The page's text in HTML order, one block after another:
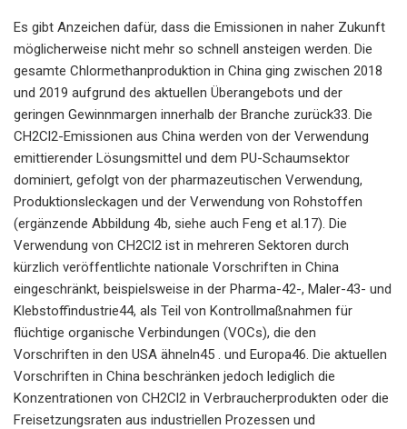
Es gibt Anzeichen dafür, dass die Emissionen in naher Zukunft
möglicherweise nicht mehr so ​​schnell ansteigen werden. Die
gesamte Chlormethanproduktion in China ging zwischen 2018
und 2019 aufgrund des aktuellen Überangebots und der
geringen Gewinnmargen innerhalb der Branche zurück33. Die
CH2Cl2-Emissionen aus China werden von der Verwendung
emittierender Lösungsmittel und dem PU-Schaumsektor
dominiert, gefolgt von der pharmazeutischen Verwendung,
Produktionsleckagen und der Verwendung von Rohstoffen
(ergänzende Abbildung 4b, siehe auch Feng et al.17). Die
Verwendung von CH2Cl2 ist in mehreren Sektoren durch
kürzlich veröffentlichte nationale Vorschriften in China
eingeschränkt, beispielsweise in der Pharma-42-, Maler-43- und
Klebstoffindustrie44, als Teil von Kontrollmaßnahmen für
flüchtige organische Verbindungen (VOCs), die den
Vorschriften in den USA ähneln45 . und Europa46. Die aktuellen
Vorschriften in China beschränken jedoch lediglich die
Konzentrationen von CH2Cl2 in Verbraucherprodukten oder die
Freisetzungsraten aus industriellen Prozessen und